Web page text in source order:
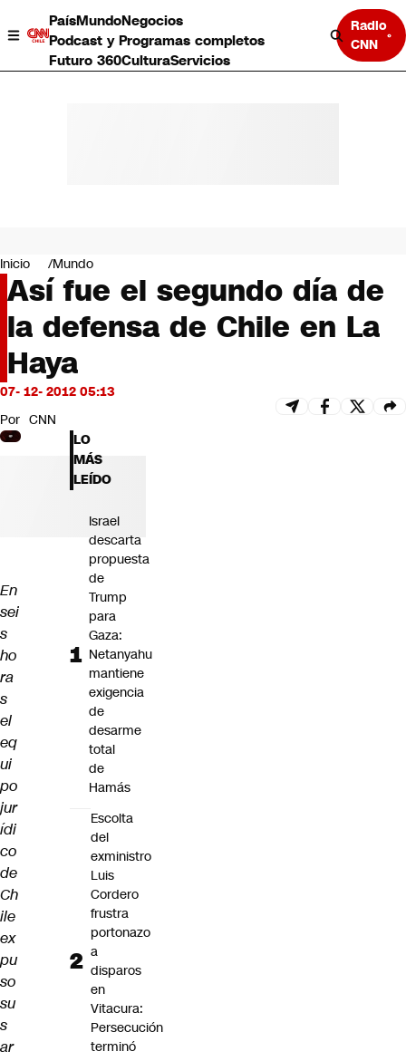
PaísMundoNegocios
Podcast y Programas completos
Futuro 360CulturaServicios
Radio
CNN
Negocios
Deportes
Programas completos
Cultura
Servicios
Bits
CNN Data
CNN tiempo
Futuro 360
Opinión
Inicio Mundo
Así fue el segundo día de
la defensa de Chile en La
Haya
07- 12- 2012 05:13
Por CNN
En
sei
s
ho
ra
s
el
eq
ui
po
jur
ídi
co
de
Ch
ile
ex
pu
so
su
s
ar
LO
MÁS
LEÍDO
Israel
descarta
propuesta
de
Trump
para
Gaza:
Netanyahu
mantiene
exigencia
de
desarme
total
de
Hamás
Escolta
del
exministro
Luis
Cordero
frustra
portonazo
a
disparos
en
Vitacura:
Persecución
terminó